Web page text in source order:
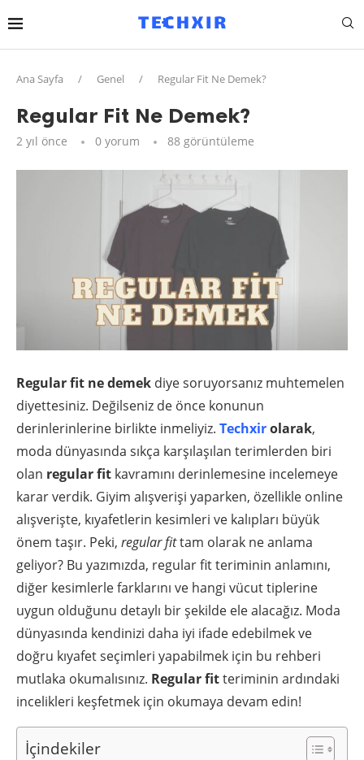
Ana Sayfa / Genel / Regular Fit Ne Demek?
Regular Fit Ne Demek?
2 yıl önce 0 yorum 88 görüntüleme
Regular fit ne demek diye soruyorsanız muhtemelen
diyettesiniz. Değilseniz de önce konunun
derinlerinlerine birlikte inmeliyiz. Techxirolarak,
moda dünyasında sıkça karşılaşılan terimlerden biri
olan regular fit kavramını derinlemesine incelemeye
karar verdik. Giyim alışverişi yaparken, özellikle online
alışverişte, kıyafetlerin kesimleri ve kalıpları büyük
önem taşır. Peki, regular fittam olarak ne anlama
geliyor? Bu yazımızda, regular fit teriminin anlamını,
diğer kesimlerle farklarını ve hangi vücut tiplerine
uygun olduğunu detaylı bir şekilde ele alacağız. Moda
dünyasında kendinizi daha iyi ifade edebilmek ve
doğru kıyafet seçimleri yapabilmek için bu rehberi
mutlaka okumalısınız. Regular fitteriminin ardındaki
incelikleri keşfetmek için okumaya devam edin!
İçindekiler